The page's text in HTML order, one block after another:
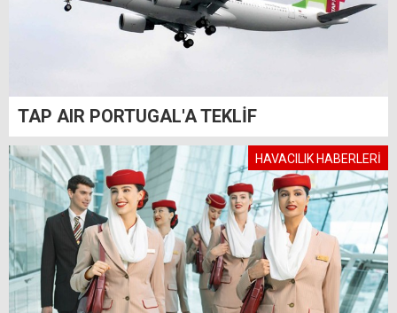
TAP AIR PORTUGAL'A TEKLİF
HAVACILIK HABERLERİ